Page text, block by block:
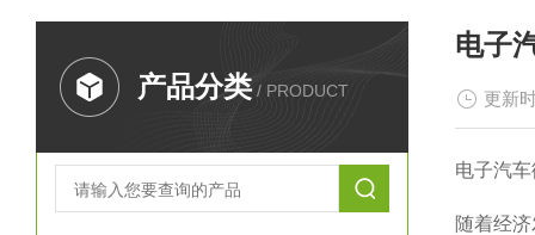
产品分类 / PRODUCT
电子
更新
电子汽
随着经